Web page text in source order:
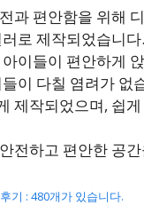
과 편안함을 위해
로 제작되었습니다.
이들이 편안하게
이 다칠 염려가 없
제작되었으며, 쉽
전하고 편안한 공
기 : 480개가 있습니다.